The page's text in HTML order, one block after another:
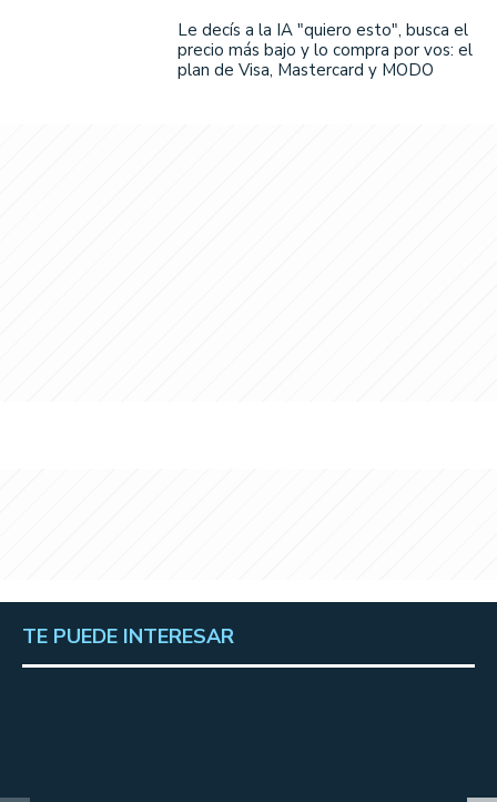
Le decís a la IA "quiero esto", busca el
precio más bajo y lo compra por vos: el
plan de Visa, Mastercard y MODO
TE PUEDE INTERESAR